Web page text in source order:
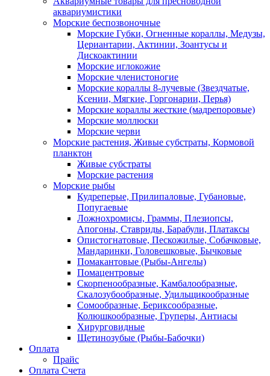
аквариумистики
Морские беспозвоночные
Морские Губки, Огненные кораллы, Медузы,
Цериантарии, Актинии, Зоантусы и
Дискоактинии
Морские иглокожие
Морские членистоногие
Морские кораллы 8-лучевые (Звездчатые,
Ксении, Мягкие, Горгонарии, Перья)
Морские кораллы жесткие (мадрепоровые)
Морские моллюски
Морские черви
Морские растения, Живые субстраты, Кормовой
планктон
Живые субстраты
Морские растения
Морские рыбы
Кудреперые, Прилипаловые, Губановые,
Попугаевые
Ложнохромисы, Граммы, Плезиопсы,
Апогоны, Ставриды, Барабули, Платаксы
Опистогнатовые, Пескожилые, Собачковые,
Мандаринки, Головешковые, Бычковые
Помакантовые (Рыбы-Ангелы)
Помацентровые
Скорпенообразные, Камбалообразные,
Скалозубообразные, Удильщикообразные
Сомообразные, Бериксообразные,
Колюшкообразные, Груперы, Антиасы
Хирурговидные
Щетинозубые (Рыбы-Бабочки)
Оплата
Прайс
Оплата Счета